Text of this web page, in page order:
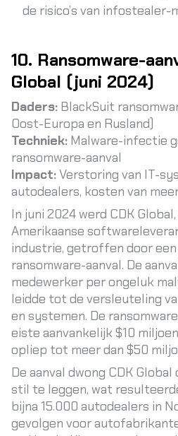
de risico’s van infostealer-
10. Ransomware-
Global (juni 2024)
Daders: BlackSuit
Oost-Europa en Rusland)
Techniek: Malware-infectie
ransomware-aanval
Impact:Verstoring van IT-
autodealers, kosten van
In juni 2024 werd CDK
Amerikaanse
industrie, getroffen door
ransomware-aanval. De
medewerker per ongeluk
leidde tot de versleuteling
en systemen. De
eiste aanvankelijk $10
opliep tot meer dan $50
De aanval dwong CDK
stil te leggen, wat
bijna 15.000 autodealers in
gevolgen voor